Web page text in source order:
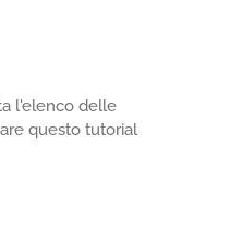
l'elenco delle
questo tutorial